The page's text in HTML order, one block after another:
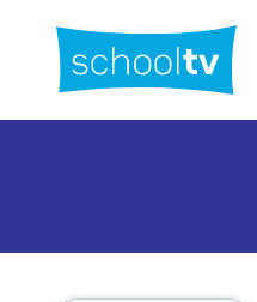
hoofdinhoud